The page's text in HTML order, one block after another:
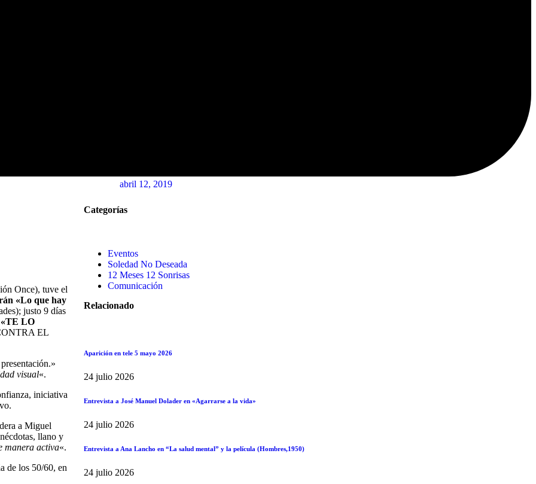
abril 12, 2019
Once), tuve el
«Lo que hay
justo 9 días
«TE LO
EL
visual«.
iniciativa
a Miguel
llano y
manera activa«.
de los 50/60, en
Categorías
Eventos
Soledad No Deseada
12 Meses 12 Sonrisas
Comunicación
Relacionado
Aparición en tele 5 mayo 2026
24 julio 2026
Entrevista a José Manuel Dolader en «Agarrarse a la vida»
24 julio 2026
Entrevista a Ana Lancho en “La salud mental” y la película (Hombres,1950)
24 julio 2026